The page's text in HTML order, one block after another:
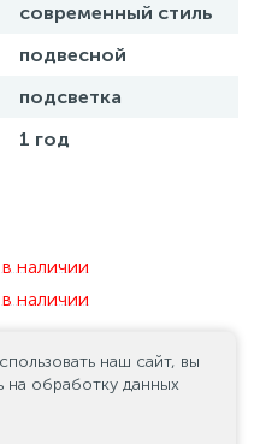
современный стиль
подвесной
подсветка
1 год
наличии
наличии
наш сайт, вы
на обработку данных